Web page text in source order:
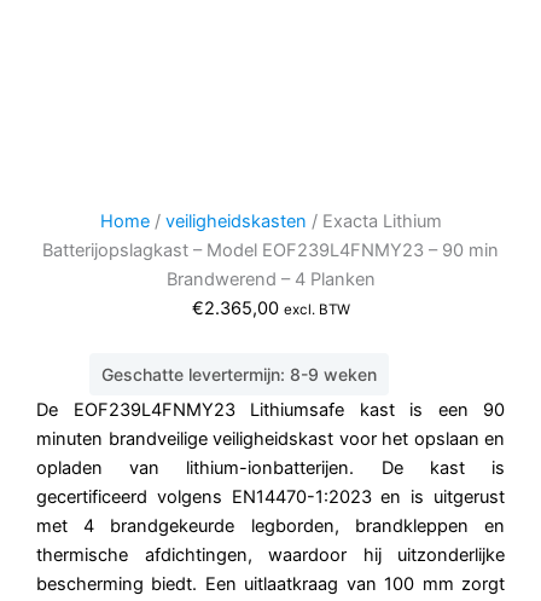
Home/ veiligheidskasten / Exacta Lithium
Batterijopslagkast – Model EOF239L4FNMY23 – 90 min
Brandwerend – 4 Planken
€2.365,00 excl. BTW
Geschatte levertermijn: 8-9 weken
De EOF239L4FNMY23 Lithiumsafe kast is een 90
minuten brandveilige veiligheidskast voor het opslaan en
opladen van lithium-ionbatterijen. De kast is
gecertificeerd volgens EN14470-1:2023 en is uitgerust
met 4 brandgekeurde legborden, brandkleppen en
thermische afdichtingen, waardoor hij uitzonderlijke
bescherming biedt. Een uitlaatkraag van 100 mm zorgt